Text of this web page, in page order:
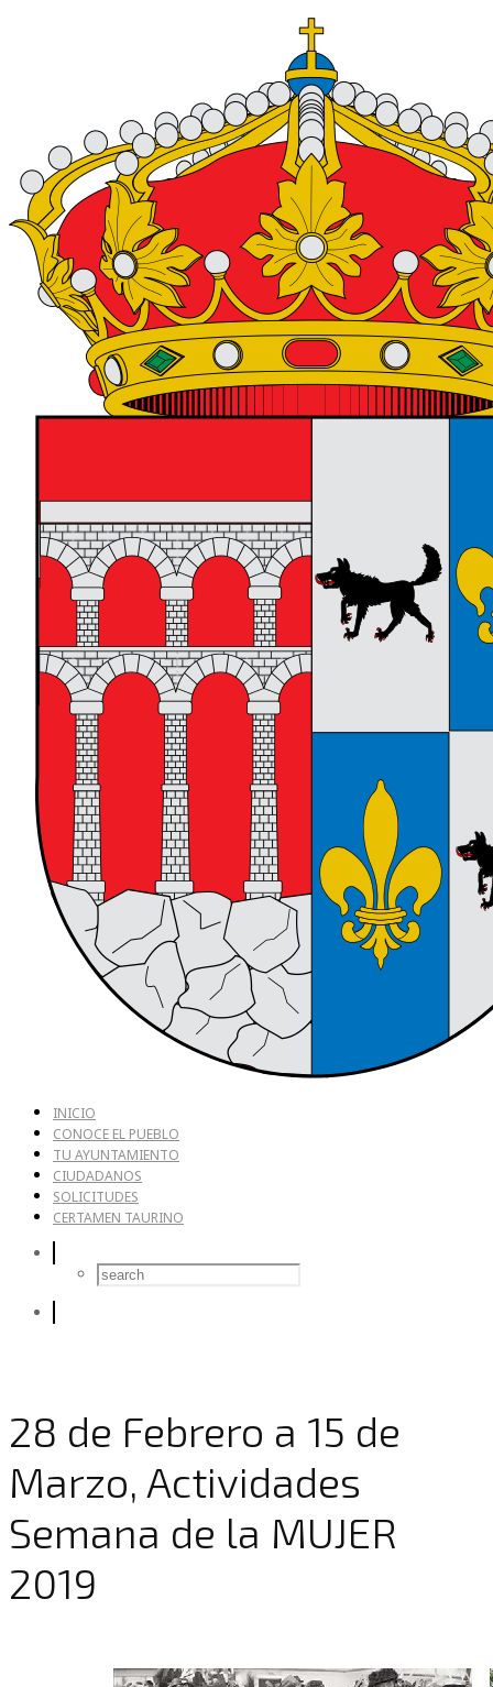
INICIO
CONOCE EL PUEBLO
TU AYUNTAMIENTO
CIUDADANOS
SOLICITUDES
CERTAMEN TAURINO
28 de Febrero a 15 de
Marzo, Actividades
Semana de la MUJER
2019